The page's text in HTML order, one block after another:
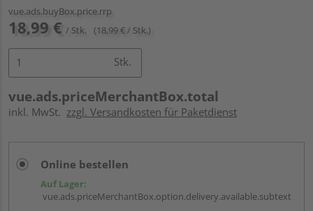
vue.ads.buyBox.price.rrp
18,99 € / Stk. (18,99 € / Stk.)
Stk.
vue.ads.priceMerchantBox.total
inkl. MwSt. zzgl. Versandkosten für Paketdienst
Online bestellen
Auf Lager:
vue.ads.priceMerchantBox.option.delivery.available.subtext